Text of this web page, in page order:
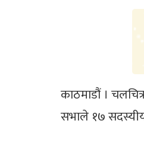
काठमाडौं ।
सभाले १७ सदस्यीय